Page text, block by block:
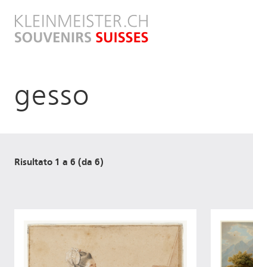
contenuto
principale
gesso
Risultato 1 a 6 (da 6)